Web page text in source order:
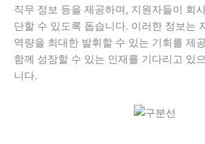
직무 정보 등을 제공하며, 지원자들이 회
단할 수 있도록 돕습니다. 이러한 정보는
역량을 최대한 발휘할 수 있는 기회를 제
함께 성장할 수 있는 인재를 기다리고 있
니다.